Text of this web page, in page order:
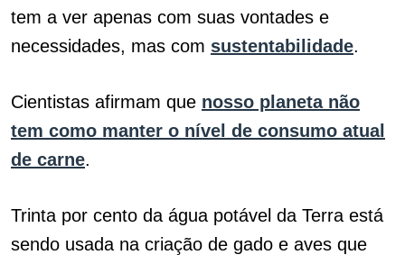
tem a ver apenas com suas vontades e
necessidades, mas com sustentabilidade.
Cientistas afirmam que nosso planeta não
tem como manter o nível de consumo atual
de carne.
Trinta por cento da água potável da Terra está
sendo usada na criação de gado e aves que